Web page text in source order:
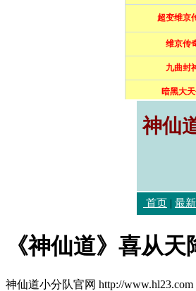
神仙
首页 | 最
《神仙道》喜从
神仙道小分队官网 http://www.hl23.com